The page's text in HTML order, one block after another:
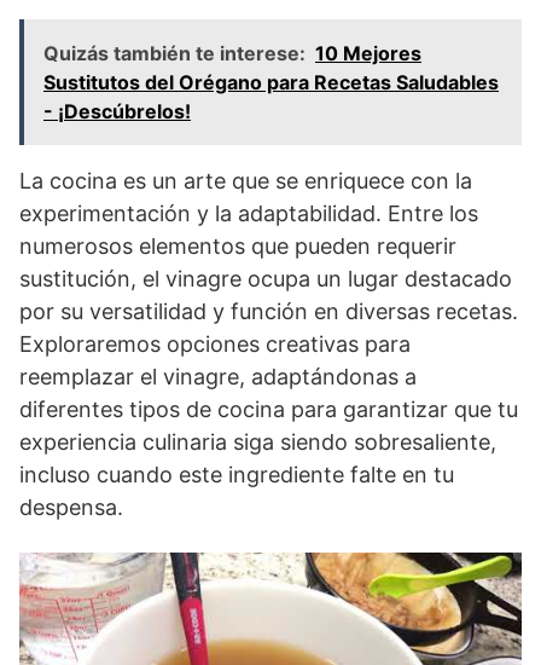
Quizás también te interese: 10 Mejores
Sustitutos del Orégano para Recetas Saludables
- ¡Descúbrelos!
La cocina es un arte que se enriquece con la
experimentación y la adaptabilidad. Entre los
numerosos elementos que pueden requerir
sustitución, el vinagre ocupa un lugar destacado
por su versatilidad y función en diversas recetas.
Exploraremos opciones creativas para
reemplazar el vinagre, adaptándonas a
diferentes tipos de cocina para garantizar que tu
experiencia culinaria siga siendo sobresaliente,
incluso cuando este ingrediente falte en tu
despensa.